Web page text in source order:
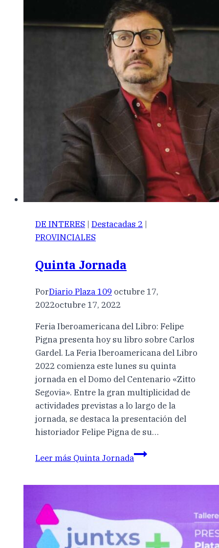
DE INTERES | Destacadas 2 |
PROVINCIALES
Quinta Jornada
PorDiario Plaza 109 octubre 17,
2022octubre 17, 2022
Feria Iberoamericana del Libro: Felipe
Pigna presenta hoy su libro sobre Carlos
Gardel. La Feria Iberoamericana del Libro
2022 comienza este lunes su quinta
jornada en el Domo del Centenario «Zitto
Segovia». Entre la gran multiplicidad de
actividades previstas a lo largo de la
jornada, se destaca la presentación del
historiador Felipe Pigna de su…
Leer más Quinta Jornada